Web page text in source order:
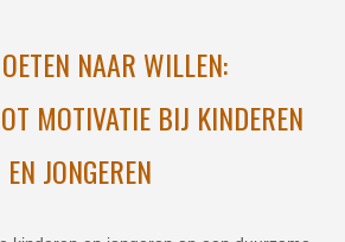
NAAR WILLEN:
MOTIVATIE BIJ KINDEREN
EN JONGEREN